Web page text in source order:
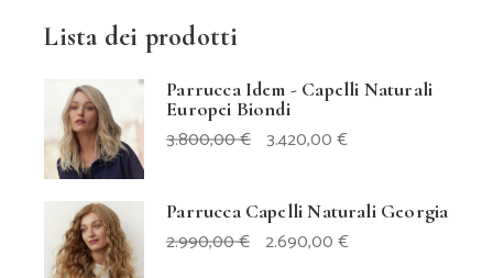
Lista dei prodotti
Parrucca Idem - Capelli Naturali
Europei Biondi
3.800,00€ IL
PREZZO
3.800,00 €.
3.420,00€IL
3.420,00 €.
Parrucca Capelli Naturali Georgia
2.990,00€ IL
PREZZO
2.690,00€IL